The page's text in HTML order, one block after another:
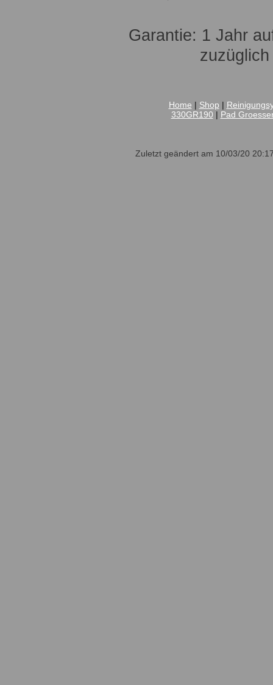
Garantie: 1 Jahr
Home | Shop |
330GR190 | Pad
Zuletzt geändert am 10/03/20